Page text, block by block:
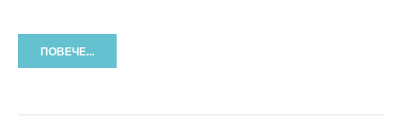
ПОВЕЧЕ...